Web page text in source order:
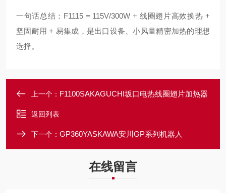
一句话总结： F1115 = 115V/300W + 线圈翅片高效换热 +
坚固耐用 + 易集成 ，是出口设备、小风量精密加热的理想
选择。
上一个： F1100SAKAGUCHI坂口电热线圈翅片加热器
返回列表
下一个： GP360YASKAWA安川GP系列机器人
在线留言